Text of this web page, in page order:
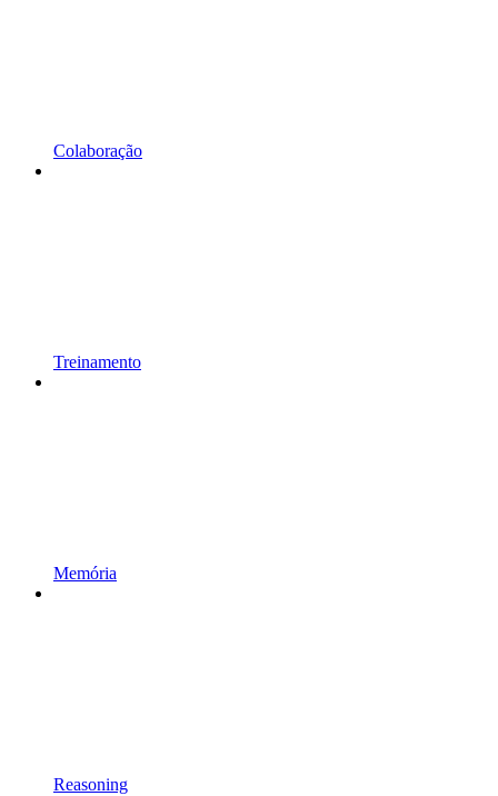
Colaboração
Treinamento
Memória
Reasoning